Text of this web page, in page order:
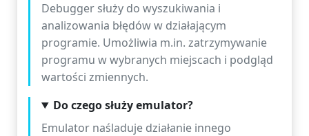
Debugger służy do wyszukiwania i
analizowania błędów w działającym
programie. Umożliwia m.in. zatrzymywanie
programu w wybranych miejscach i podgląd
wartości zmiennych.
Do czego służy emulator?
Emulator naśladuje działanie innego